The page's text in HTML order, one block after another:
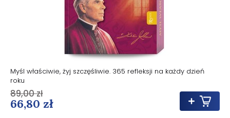
Myśl właściwie, żyj szczęśliwie. 365 refleksji na każdy dzień
roku
66,80 zł
89,00 zł